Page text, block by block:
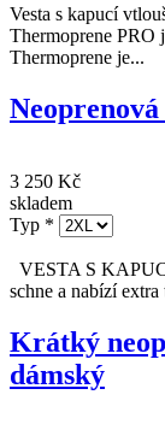
3 950 Kč
skladem
velikost*
Vesta s kapucí
Neoprenová
3 250 Kč
Typ
*